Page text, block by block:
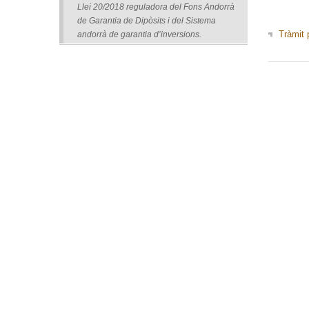
Tràmit
Llei 20/2018 reguladora del Fons Andorrà
de Garantia de Dipòsits i del Sistema
andorrà de garantia d’inversions.